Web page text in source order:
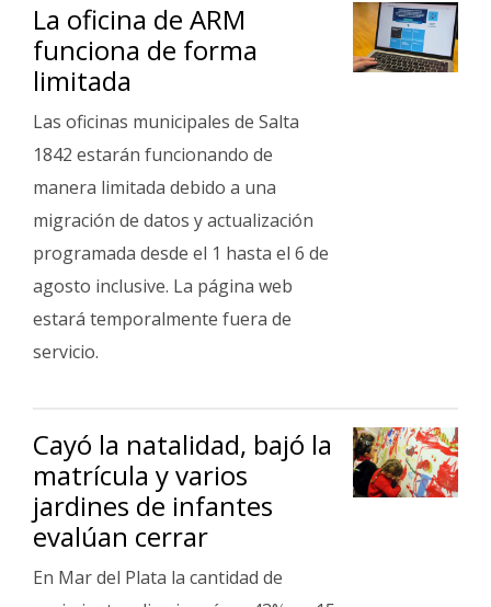
La oficina de ARM
funciona de forma
limitada
Las oficinas municipales de Salta
1842 estarán funcionando de
manera limitada debido a una
migración de datos y actualización
programada desde el 1 hasta el 6 de
agosto inclusive. La página web
estará temporalmente fuera de
servicio.
Cayó la natalidad, bajó la
matrícula y varios
jardines de infantes
evalúan cerrar
En Mar del Plata la cantidad de